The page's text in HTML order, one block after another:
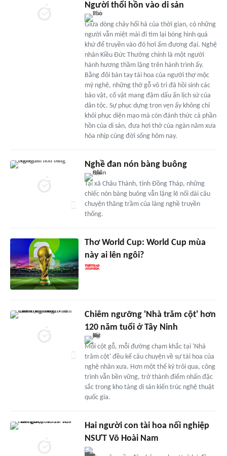
Người thổi hồn vào di sản
Giữa dòng chảy hối hả của thời gian, có những
người vẫn miệt mài đi tìm lại bóng hình quá
khứ để truyền vào đó hơi ấm đương đại. Nghệ
nhân Kiều Đức Thưởng chính là một người
hành hương thầm lặng trên hành trình ấy.
Bằng đôi bàn tay tài hoa của người thợ mộc
mỹ nghệ, những thớ gỗ vô tri đã hồi sinh các
bảo vật, cổ vật mang đậm dấu ấn lịch sử của
dân tộc. Sự phục dựng trọn vẹn ấy không chỉ
khôi phục diện mạo mà còn đánh thức cả phần
hồn của di sản, đưa hơi thở của ngàn năm xưa
hòa nhịp cùng đời sống hôm nay.
Nghề đan nón bàng buông
Tại xã Châu Thành, tỉnh Đồng Tháp, những
chiếc nón bàng buông vẫn lặng lẽ nối dài câu
chuyện thăng trầm của làng nghề truyền
thống.
Thơ World Cup: World Cup mùa
này ai lên ngôi?
Chiêm ngưỡng 'Nhà trăm cột' hơn
120 năm tuổi ở Tây Ninh
Mỗi cột gỗ, mỗi đường chạm khắc tại 'Nhà
trăm cột' đều kể câu chuyện về sự tài hoa của
nghệ nhân xưa. Hơn một thế kỷ trôi qua, công
trình vẫn bền vững, trở thành điểm nhấn đặc
sắc trong kho tàng di sản kiến trúc nghệ thuật
quốc gia.
Hai người con tài hoa nối nghiệp
NSƯT Võ Hoài Nam